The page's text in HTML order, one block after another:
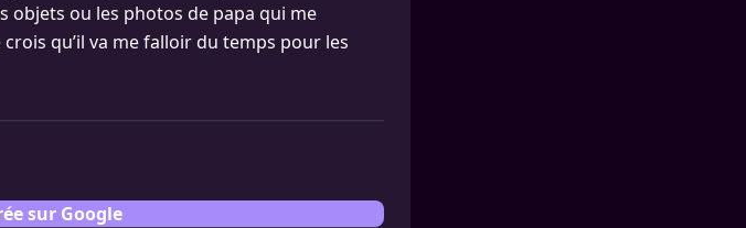
objets ou les photos de papa qui me
qu’il va me falloir du temps pour les
sur Google